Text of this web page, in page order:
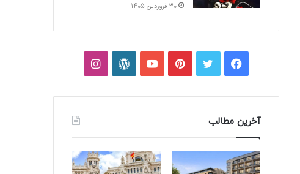
30 فروردین 1405
فیسبوکتوییترپینتریستیوتیوبوردپرساینستاگرام
آخرین مطالب